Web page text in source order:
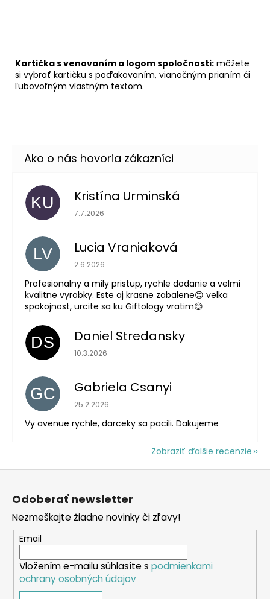
Kartička s venovaním a logom spoločnosti: môžete
si vybrať kartičku s poďakovaním, vianočným prianím či
ľubovoľným vlastným textom.
KU Kristína Urminská
Hodnotenie obchodu je 5 z 5 hviezdičiek.
7.7.2026
LV Lucia Vraniaková
Hodnotenie obchodu je 5 z 5 hviezdičiek.
2.6.2026
Profesionalny a mily pristup, rychle dodanie a velmi
kvalitne vyrobky. Este aj krasne zabalene😊 velka
spokojnost, urcite sa ku Giftology vratim😊
DS Daniel Stredansky
Hodnotenie obchodu je 5 z 5 hviezdičiek.
10.3.2026
GC Gabriela Csanyi
Hodnotenie obchodu je 5 z 5 hviezdičiek.
25.2.2026
Vy avenue rychle, darceky sa pacili. Dakujeme
Zobraziť ďalšie recenzie
Odoberať newsletter
Nezmeškajte žiadne novinky či zľavy!
Email
Vložením e-mailu súhlasíte s podmienkami
ochrany osobných údajov